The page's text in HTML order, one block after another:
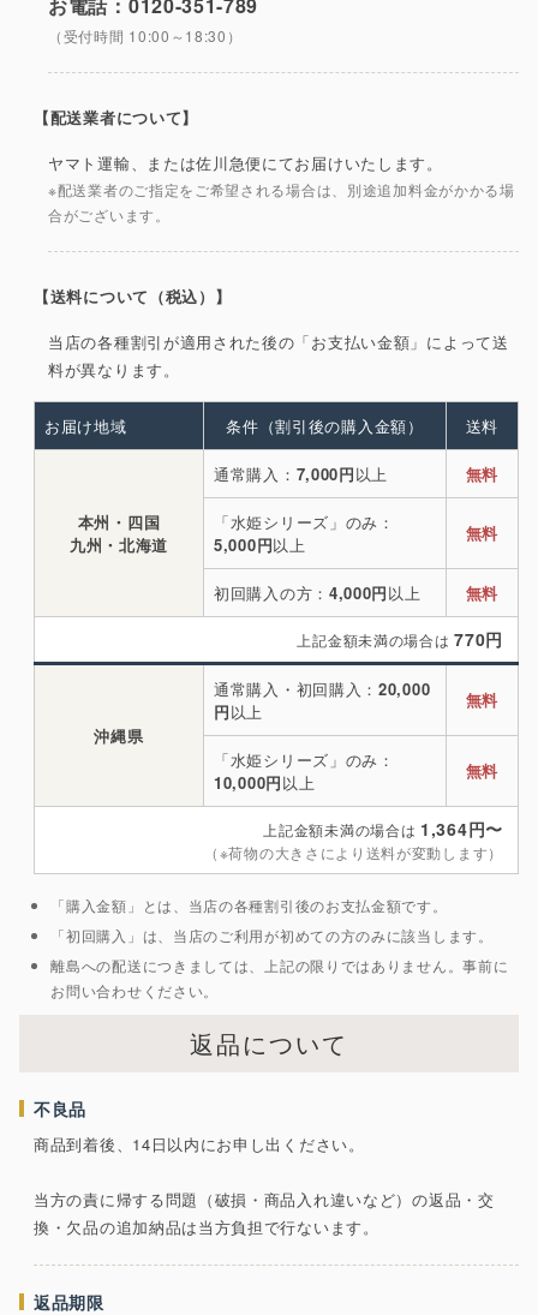
（受付時間 10:00～18:30）
【配送業者について】
ヤマト運輸、または佐川急便にてお届けいたします。
※配送業者のご指定をご希望される場合は、別途追加料金がかかる場
合がございます。
【送料について（税込）】
当店の各種割引が適用された後の「お支払い金額」によって送
料が異なります。
お届け地域 条件（割引後の購入金額） 送料
本州・四国
九州・北海道
通常購入： 7,000円以上 無料
「水姫シリーズ」のみ：
5,000円以上
無料
初回購入の方： 4,000円以上 無料
上記金額未満の場合は770円
沖縄県
通常購入・初回購入： 20,000
円以上
無料
「水姫シリーズ」のみ：
10,000円以上
無料
上記金額未満の場合は 1,364円〜
（※荷物の大きさにより送料が変動します）
「購入金額」とは、当店の各種割引後のお支払金額です。
「初回購入」は、当店のご利用が初めての方のみに該当します。
離島への配送につきましては、上記の限りではありません。事前に
お問い合わせください。
返品について
不良品
商品到着後、14日以内にお申し出ください。
当方の責に帰する問題（破損・商品入れ違いなど）の返品・交
換・欠品の追加納品は当方負担で行ないます。
返品期限